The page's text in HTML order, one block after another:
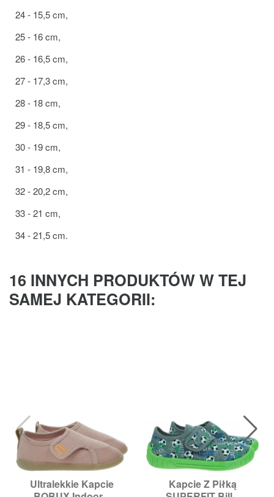
24 - 15,5 cm,
25 - 16 cm,
26 - 16,5 cm,
27 - 17,3 cm,
28 - 18 cm,
29 - 18,5 cm,
30 - 19 cm,
31 - 19,8 cm,
32 - 20,2 cm,
33 - 21 cm,
34 - 21,5 cm.
16 INNYCH PRODUKTÓW W TEJ
SAMEJ KATEGORII:
Ultralekkie Kapcie
Kapcie Z Piłką